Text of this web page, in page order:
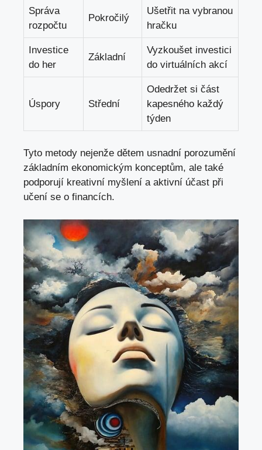
Správa⁣
rozpočtu
Pokročilý
Ušetřit na vybranou
hračku
Investice‍
do her
Základní
Vyzkoušet investici
do virtuálních akcí
Úspory Střední
Odedržet si část
kapesného každý
týden
Tyto metody nejenže dětem usnadní porozumění
základním ekonomickým konceptům, ale také
⁢podporují kreativní myšlení a aktivní účast při
učení se o financích.